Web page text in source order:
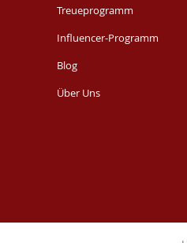
Treueprogramm
Influencer-Programm
Blog
Über Uns